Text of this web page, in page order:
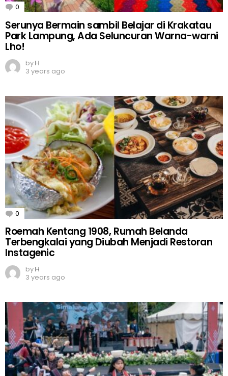
0 Comments
Serunya Bermain sambil Belajar di Krakatau
Park Lampung, Ada Seluncuran Warna-warni
Lho!
byH
3 years ago
0 Comments
Roemah Kentang 1908, Rumah Belanda
Terbengkalai yang Diubah Menjadi Restoran
Instagenic
byH
3 years ago